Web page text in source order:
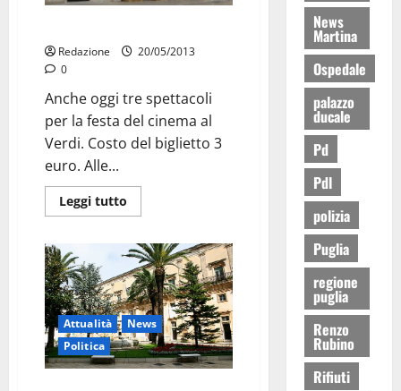
Redazione
20/05/2013
0
Anche oggi tre spettacoli
per la festa del cinema al
Verdi. Costo del biglietto 3
euro. Alle...
Leggi tutto
Attualità
News
Politica
News
Martina
Ospedale
palazzo
ducale
Pd
Pdl
polizia
Puglia
regione
puglia
Renzo
Rubino
Rifiuti